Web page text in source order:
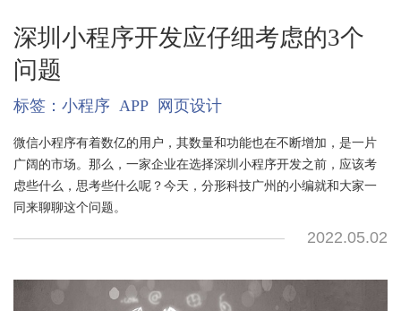
深圳小程序开发应仔细考虑的3个
问题
标签： 小程序 APP 网页设计
微信小程序有着数亿的用户，其数量和功能也在不断增加，是一片
广阔的市场。那么，一家企业在选择深圳小程序开发之前，应该考
虑些什么，思考些什么呢？今天，分形科技广州的小编就和大家一
同来聊聊这个问题。
2022.05.02